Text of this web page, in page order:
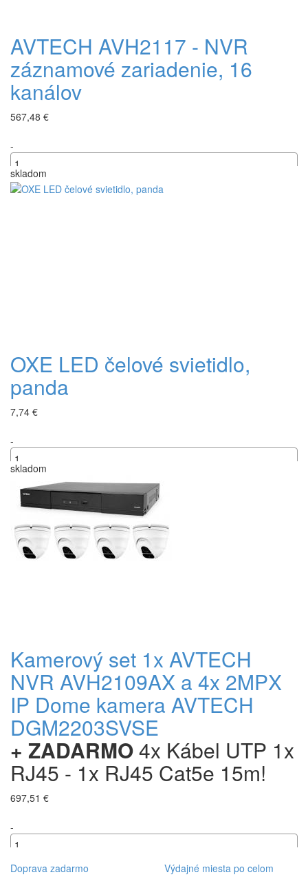
AVTECH AVH2117 - NVR
záznamové zariadenie, 16
kanálov
567,48 €
-
+
skladom
OXE LED čelové svietidlo,
panda
7,74 €
-
skladom
Kamerový set 1x AVTECH
NVR AVH2109AX a 4x 2MPX
IP Dome kamera AVTECH
DGM2203SVSE
+ ZADARMO4x Kábel UTP 1x
RJ45 - 1x RJ45 Cat5e 15m!
697,51 €
-
+
Doprava zadarmo
Výdajné miesta po celom